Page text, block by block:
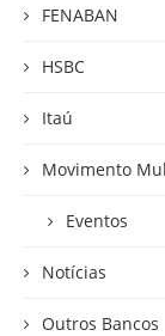
FENABAN
HSBC
Itaú
Movimento
Eventos
Notícias
Outros Bancos